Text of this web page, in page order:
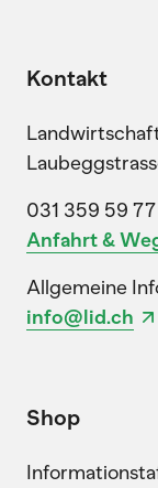
Kontakt
031 359 59 77
Anfahrt &
Allgemeine
info@lid.ch
Shop